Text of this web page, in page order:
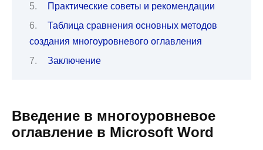
Практические советы и рекомендации
Таблица сравнения основных методов
создания многоуровневого оглавления
Заключение
Введение в многоуровневое
оглавление в Microsoft Word